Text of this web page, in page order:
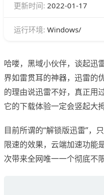
更新时间: 2022-01-17
运行环境: Windows/
哈喽，黑域小伙伴，谈起迅
界如雷贯耳的神器，迅雷的
的理由说迅雷不好，真正用
它的下载体验一定会竖起大拇
目前所谓的“解锁版迅雷”，
限速的效果，云端加速功能
次带来全网唯一一个彻底不